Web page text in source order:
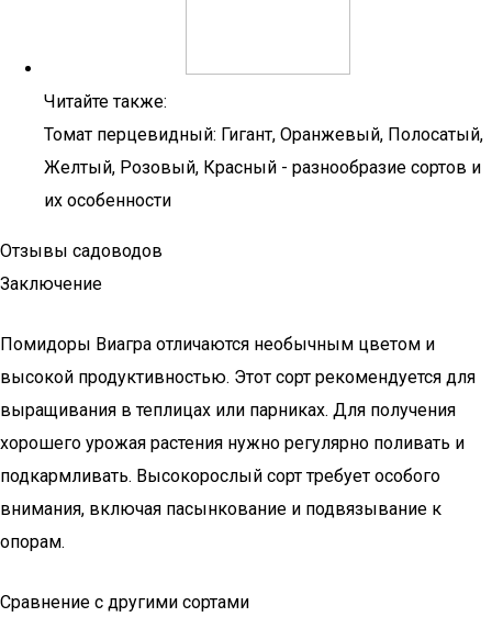
Читайте также:
Томат перцевидный: Гигант, Оранжевый, Полосатый,
Желтый, Розовый, Красный - разнообразие сортов и
их особенности
Отзывы садоводов
Заключение
Помидоры Виагра отличаются необычным цветом и
высокой продуктивностью. Этот сорт рекомендуется для
выращивания в теплицах или парниках. Для получения
хорошего урожая растения нужно регулярно поливать и
подкармливать. Высокорослый сорт требует особого
внимания, включая пасынкование и подвязывание к
опорам.
Сравнение с другими сортами